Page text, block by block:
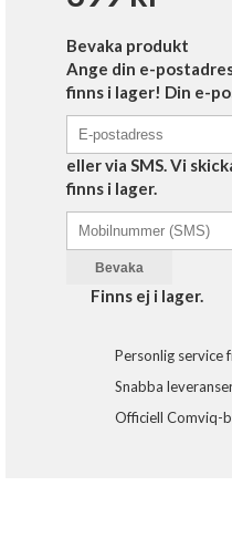
Bevaka produkt
Ange din e-
finns i lager! Din e-
eller via SMS. Vi
finns i lager.
Bevaka
Finns ej i lager.
Personlig service
Snabba
Officiell Comviq-